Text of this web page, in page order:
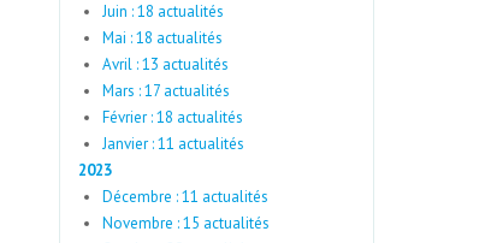
Juin : 18 actualités
Mai : 18 actualités
Avril : 13 actualités
Mars : 17 actualités
Février : 18 actualités
Janvier : 11 actualités
2023
Décembre : 11 actualités
Novembre : 15 actualités